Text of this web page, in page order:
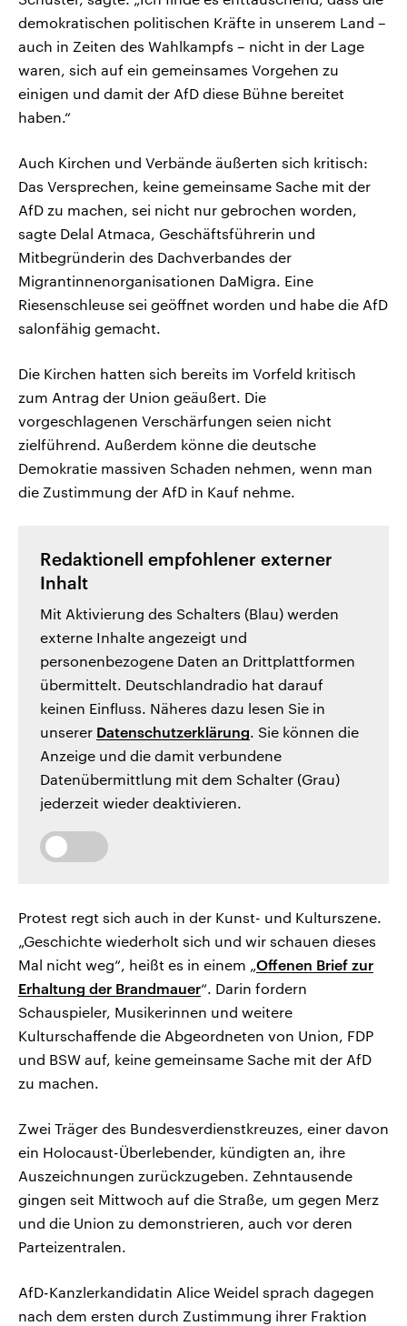
demokratischen politischen Kräfte in unserem Land –
auch in Zeiten des Wahlkampfs – nicht in der Lage
waren, sich auf ein gemeinsames Vorgehen zu
einigen und damit der AfD diese Bühne bereitet
haben.“
Auch Kirchen und Verbände äußerten sich kritisch:
Das Versprechen, keine gemeinsame Sache mit der
AfD zu machen, sei nicht nur gebrochen worden,
sagte Delal Atmaca, Geschäftsführerin und
Mitbegründerin des Dachverbandes der
Migrantinnenorganisationen DaMigra. Eine
Riesenschleuse sei geöffnet worden und habe die AfD
salonfähig gemacht.
Die Kirchen hatten sich bereits im Vorfeld kritisch
zum Antrag der Union geäußert. Die
vorgeschlagenen Verschärfungen seien nicht
zielführend. Außerdem könne die deutsche
Demokratie massiven Schaden nehmen, wenn man
die Zustimmung der AfD in Kauf nehme.
Redaktionell empfohlener externer
Inhalt
Mit Aktivierung des Schalters (Blau) werden
externe Inhalte angezeigt und
personenbezogene Daten an Drittplattformen
übermittelt. Deutschlandradio hat darauf
keinen Einfluss. Näheres dazu lesen Sie in
unserer Datenschutzerklärung. Sie können die
Anzeige und die damit verbundene
Datenübermittlung mit dem Schalter (Grau)
jederzeit wieder deaktivieren.
Protest regt sich auch in der Kunst- und Kulturszene.
„Geschichte wiederholt sich und wir schauen dieses
Mal nicht weg“, heißt es in einem „Offenen Brief zur
Erhaltung der Brandmauer“. Darin fordern
Schauspieler, Musikerinnen und weitere
Kulturschaffende die Abgeordneten von Union, FDP
und BSW auf, keine gemeinsame Sache mit der AfD
zu machen.
Zwei Träger des Bundesverdienstkreuzes, einer davon
ein Holocaust-Überlebender, kündigten an, ihre
Auszeichnungen zurückzugeben. Zehntausende
gingen seit Mittwoch auf die Straße, um gegen Merz
und die Union zu demonstrieren, auch vor deren
Parteizentralen.
AfD-Kanzlerkandidatin Alice Weidel sprach dagegen
nach dem ersten durch Zustimmung ihrer Fraktion